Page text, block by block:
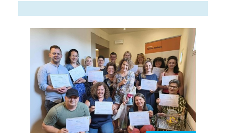
híres firenzei dóm mellett, majd odaérve
lengyel, spanyol, francia anyanyelvű
kolléganőkkel dolgoztunk együtt.…